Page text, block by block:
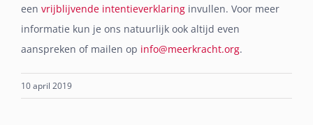
een vrijblijvende intentieverklaring invullen. Voor meer
informatie kun je ons natuurlijk ook altijd even
aanspreken of mailen op info@meerkracht.org.
10 april 2019